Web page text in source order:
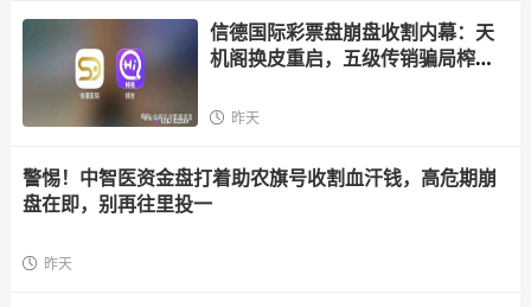
信德国际彩票盘崩盘收割内幕：天
机阁换皮重启，五级传销骗局榨干
昨天
警惕！中智医资金盘打着助农旗号收割血汗钱，高危期崩
盘在即，别再往里投一
昨天